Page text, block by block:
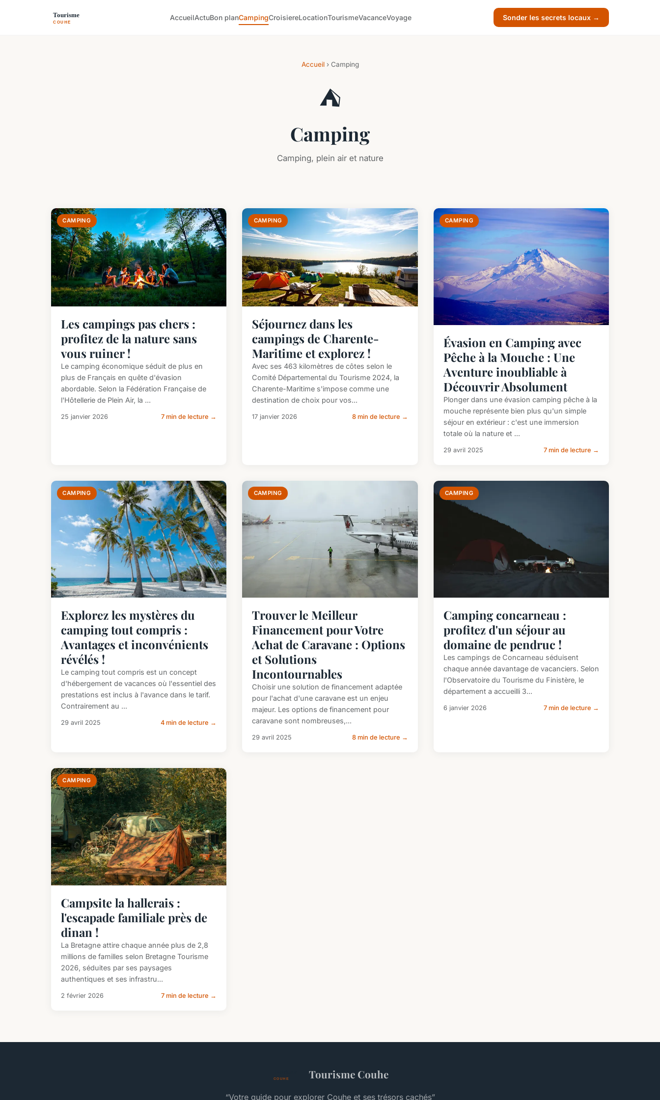
AccueilActuBon planCampingCroisiereLocationTourismeVacanceVoyage Sonder les secrets locaux →
Accueil› Camping
⛺
Camping
Camping, plein air et nature
CAMPING
Les campings pas chers :
profitez de la nature sans
vous ruiner !
Le camping économique séduit de plus en
plus de Français en quête d'évasion
abordable. Selon la Fédération Française de
l'Hôtellerie de Plein Air, la ...
25 janvier 2026 7 min de lecture →
CAMPING
Séjournez dans les
campings de Charente-
Maritime et explorez !
Avec ses 463 kilomètres de côtes selon le
Comité Départemental du Tourisme 2024, la
Charente-Maritime s'impose comme une
destination de choix pour vos...
17 janvier 2026 8 min de lecture →
CAMPING
Évasion en Camping avec
Pêche à la Mouche : Une
Aventure inoubliable à
Découvrir Absolument
Plonger dans une évasion camping pêche à la
mouche représente bien plus qu'un simple
séjour en extérieur : c'est une immersion
totale où la nature et ...
29 avril 2025 7 min de lecture →
CAMPING
Explorez les mystères du
camping tout compris :
Avantages et inconvénients
révélés !
Le camping tout compris est un concept
d'hébergement de vacances où l'essentiel des
prestations est inclus à l'avance dans le tarif.
Contrairement au ...
29 avril 2025 4 min de lecture →
CAMPING
Trouver le Meilleur
Financement pour Votre
Achat de Caravane : Options
et Solutions
Incontournables
Choisir une solution de financement adaptée
pour l'achat d'une caravane est un enjeu
majeur. Les options de financement pour
caravane sont nombreuses,...
29 avril 2025 8 min de lecture →
CAMPING
Camping concarneau :
profitez d'un séjour au
domaine de pendruc !
Les campings de Concarneau séduisent
chaque année davantage de vacanciers. Selon
l'Observatoire du Tourisme du Finistère, le
département a accueilli 3...
6 janvier 2026 7 min de lecture →
CAMPING
Campsite la hallerais :
l'escapade familiale près de
dinan !
La Bretagne attire chaque année plus de 2,8
millions de familles selon Bretagne Tourisme
2026, séduites par ses paysages
authentiques et ses infrastru...
2 février 2026 7 min de lecture →
Tourisme Couhe
“Votre guide pour explorer Couhe et ses trésors cachés”